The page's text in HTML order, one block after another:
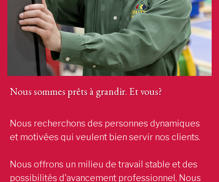
Nous sommes prêts à grandir. Et vous?
Nous recherchons des personnes dynamiques
et motivées qui veulent bien servir nos clients.
Nous offrons un milieu de travail stable et des
possibilités d'avancement professionnel. Nous